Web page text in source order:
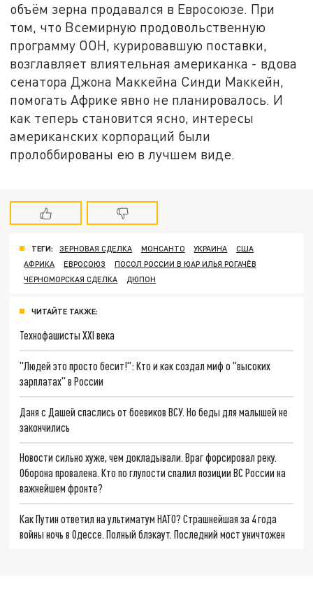
объём зерна продавался в Евросоюзе. При
том, что Всемирную продовольственную
программу ООН, курировавшую поставки,
возглавляет влиятельная американка - вдова
сенатора Джона Маккейна Синди Маккейн,
помогать Африке явно не планировалось. И
как теперь становится ясно, интересы
американских корпораций были
пролоббированы ею в лучшем виде.
ТЕГИ: ЗЕРНОВАЯ СДЕЛКА МОНСАНТО УКРАИНА
США
АФРИКА
ЕВРОСОЮЗ
ПОСОЛ РОССИИ В ЮАР ИЛЬЯ РОГАЧЁВ
ЧЕРНОМОРСКАЯ СДЕЛКА
ДЮПОН
ЧИТАЙТЕ ТАКЖЕ:
Технофашисты XXI века
"Людей это просто бесит!": Кто и как создал миф о "высоких
зарплатах" в России
Даня с Дашей спаслись от боевиков ВСУ. Но беды для малышей не
закончились
Новости сильно хуже, чем докладывали. Враг форсировал реку.
Оборона провалена. Кто по глупости спалил позиции ВС России на
важнейшем фронте?
Как Путин ответил на ультиматум НАТО? Страшнейшая за 4 года
войны ночь в Одессе. Полный блэкаут. Последний мост уничтожен